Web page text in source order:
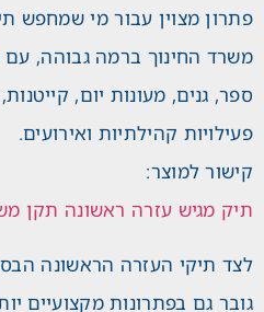
פתרון מצוין עבור מי שמחפש
משרד החינוך ברמה גבוהה,
ספר, גנים, מעונות יום,
פעילויות קהילתיות ואירועים.
קישור למוצר:
תיק מגיש עזרה ראשונה תקן משרד
לצד תיקי העזרה הראשונה
גובר גם בפתרונות מקצועיים